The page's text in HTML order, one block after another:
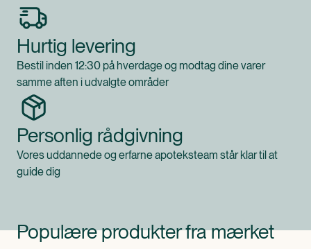
Hurtig levering
Bestil inden 12:30 på hverdage og modtag dine varer
samme aften i udvalgte områder
Personlig rådgivning
Vores uddannede og erfarne apoteksteam står klar til at
guide dig
Populære produkter fra mærket